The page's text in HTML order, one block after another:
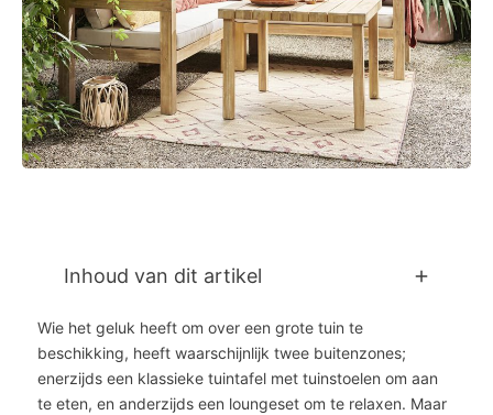
Inhoud van dit artikel
Wie het geluk heeft om over een grote tuin te
beschikking, heeft waarschijnlijk twee buitenzones;
enerzijds een klassieke tuintafel met tuinstoelen om aan
te eten, en anderzijds een loungeset om te relaxen. Maar